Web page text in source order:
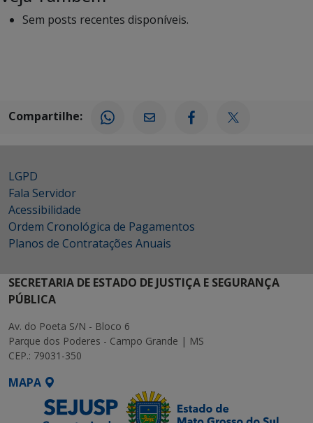
Sem posts recentes disponíveis.
Compartilhe:
LGPD
Fala Servidor
Acessibilidade
Ordem Cronológica de Pagamentos
Planos de Contratações Anuais
SECRETARIA DE ESTADO DE JUSTIÇA E SEGURANÇA
PÚBLICA
Av. do Poeta S/N - Bloco 6
Parque dos Poderes - Campo Grande | MS
CEP.: 79031-350
MAPA